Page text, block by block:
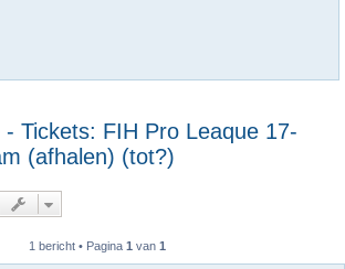
- Tickets: FIH Pro Leaque 17-
(afhalen) (tot?)
1 bericht • Pagina 1 van 1